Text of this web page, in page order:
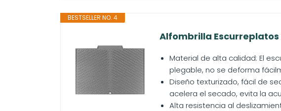
BESTSELLER NO. 4
Alfombrilla Escurreplatos
Material de alta calidad: El
plegable, no se deforma
Diseño texturizado, fácil de
acelera el secado, evita la
Alta resistencia al